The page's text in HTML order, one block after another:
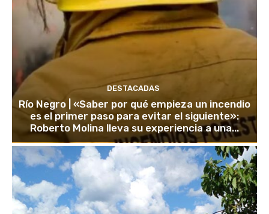
DESTACADAS
Río Negro | «Saber por qué empieza un incendio
es el primer paso para evitar el siguiente»:
Roberto Molina lleva su experiencia a una...